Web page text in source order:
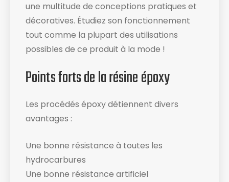
une multitude de conceptions pratiques et
décoratives. Étudiez son fonctionnement
tout comme la plupart des utilisations
possibles de ce produit à la mode !
Points forts de la résine époxy
Les procédés époxy détiennent divers
avantages :
Une bonne résistance à toutes les
hydrocarbures
Une bonne résistance artificiel